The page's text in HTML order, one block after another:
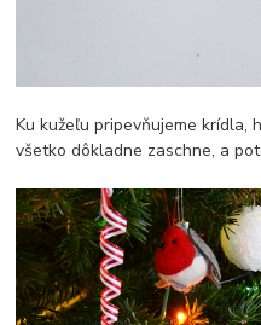
Ku kužeľu pripevňujeme krídla,
všetko dôkladne zaschne, a